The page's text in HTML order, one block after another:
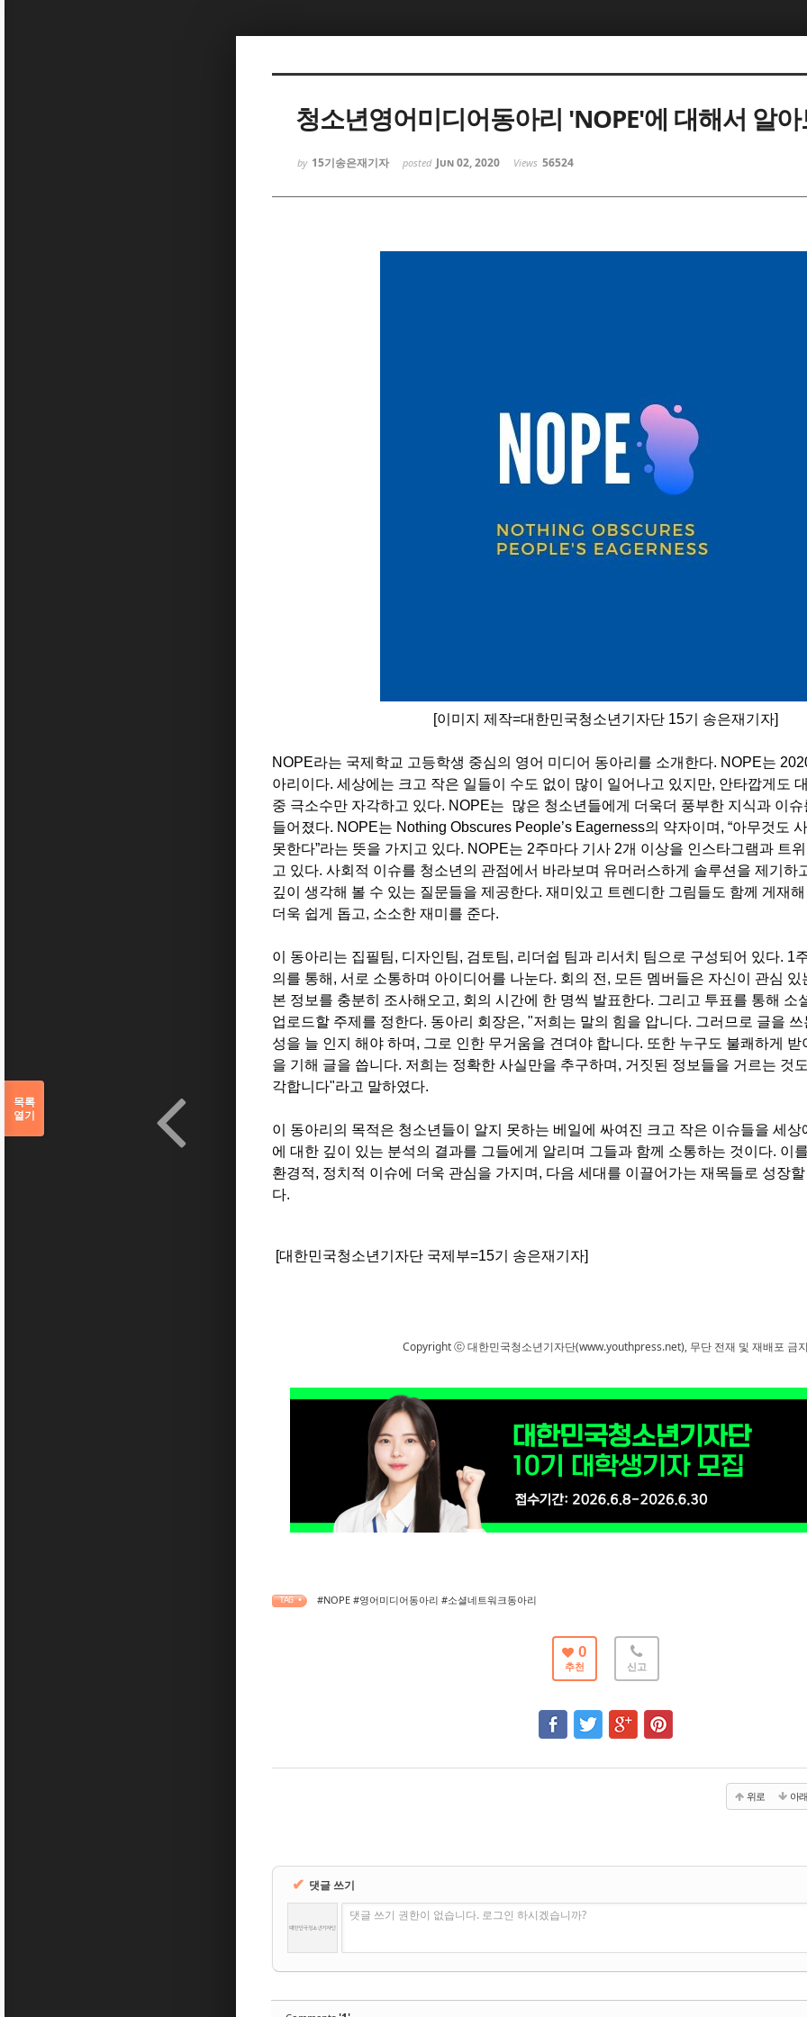
청소년영어미디어동아리 'NOPE'에 대해서 알
by 15기송은재기자 posted Jun 02, 2020 Views 56524
[이미지 제작=대한민국청소년기자단 15기 송은재기자]
NOPE라는 국제학교 고등학생 중심의 영어 미디어 동아리를 소개한다. NOPE는
아리이다. 세상에는 크고 작은 일들이 수도 없이 많이 일어나고 있지만, 안타깝게도
중 극소수만 자각하고 있다. NOPE는 많은 청소년들에게 더욱더 풍부한 지식과 이
들어졌다. NOPE는 Nothing Obscures People’s Eagerness의 약자이며, “아무것도
못한다”라는 뜻을 가지고 있다. NOPE는 2주마다 기사 2개 이상을 인스타그램과 트
고 있다. 사회적 이슈를 청소년의 관점에서 바라보며 유머러스하게 솔루션을 제기하
깊이 생각해 볼 수 있는 질문들을 제공한다. 재미있고 트렌디한 그림들도 함께 게재
더욱 쉽게 돕고, 소소한 재미를 준다.
이 동아리는 집필팀, 디자인팀, 검토팀, 리더쉽 팀과 리서치 팀으로 구성되어 있다. 1
의를 통해, 서로 소통하며 아이디어를 나눈다. 회의 전, 모든 멤버들은 자신이 관심
본 정보를 충분히 조사해오고, 회의 시간에 한 명씩 발표한다. 그리고 투표를 통해 소
업로드할 주제를 정한다. 동아리 회장은, "저희는 말의 힘을 압니다. 그러므로 글을
성을 늘 인지 해야 하며, 그로 인한 무거움을 견뎌야 합니다. 또한 누구도 불쾌하게
을 기해 글을 씁니다. 저희는 정확한 사실만을 추구하며, 거짓된 정보들을 거르는 것
각합니다"라고 말하였다.
이 동아리의 목적은 청소년들이 알지 못하는 베일에 싸여진 크고 작은 이슈들을 세상
에 대한 깊이 있는 분석의 결과를 그들에게 알리며 그들과 함께 소통하는 것이다. 이
환경적, 정치적 이슈에 더욱 관심을 가지며, 다음 세대를 이끌어가는 재목들로 성장
다.
[대한민국청소년기자단 국제부=15기 송은재기자]
Copyright ⓒ 대한민국청소년기자단(www.youthpress.net), 무단 전재 및 재배포 금
TAG • #NOPE #영어미디어동아리 #소셜네트워크동아리
0
추천 신고
위로 아
✔ 댓글 쓰기
댓글 쓰기 권한이 없습니다. 로그인 하시겠습니까?
목록
열기
Sketchbook5, 스케치북5
Sketchbook5, 스케치북5